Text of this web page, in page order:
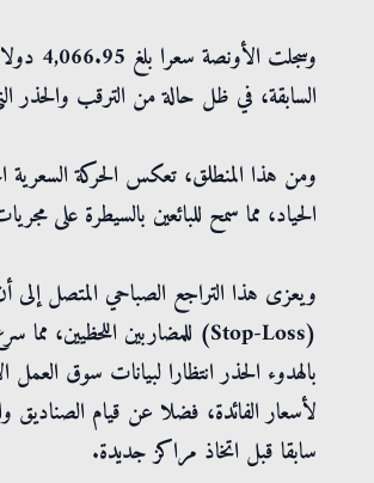
السابقة، في ظل حالة من الترقب والحذر
ومن هذا المنطلق، تعكس الحركة السعرية
الحياد، مما سمح للبائعين بالسيطرة على
بالهدوء الحذر انتظارا لبيانات سوق
لأسعار الفائدة، فضلا عن قيام الصناديق
سابقا قبل اتخاذ مراكز جديدة.